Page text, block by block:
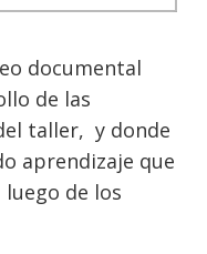
documental
de las
taller, y donde
aprendizaje que
de los